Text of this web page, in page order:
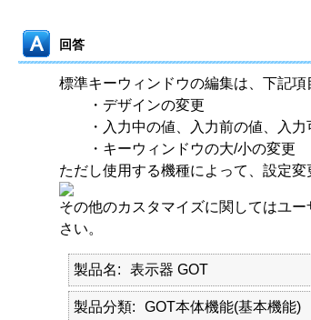
回答
標準キーウィンドウの編集は、下記項
・デザインの変更
・入力中の値、入力前の値、入力
・キーウィンドウの大/小の変更
ただし使用する機種によって、設定変
その他のカスタマイズに関してはユ
さい。
製品名 表示器 GOT
製品分類 GOT本体機能(基本機能)